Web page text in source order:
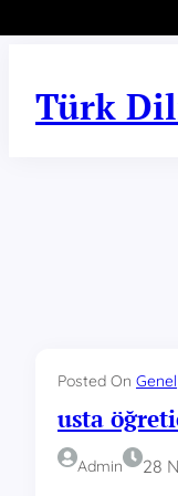
Türk
Posted On Genel
usta
Admin
28